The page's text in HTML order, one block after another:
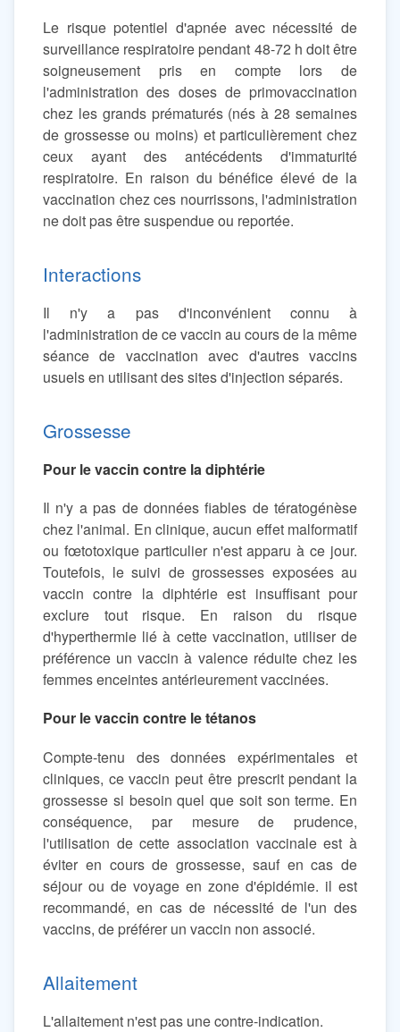
Le risque potentiel d'apnée avec nécessité de
surveillance respiratoire pendant 48-72 h doit être
soigneusement pris en compte lors de
l'administration des doses de primovaccination
chez les grands prématurés (nés à 28 semaines
de grossesse ou moins) et particulièrement chez
ceux ayant des antécédents d'immaturité
respiratoire. En raison du bénéfice élevé de la
vaccination chez ces nourrissons, l'administration
ne doit pas être suspendue ou reportée.
Interactions
Il n'y a pas d'inconvénient connu à
l'administration de ce vaccin au cours de la même
séance de vaccination avec d'autres vaccins
usuels en utilisant des sites d'injection séparés.
Grossesse
Pour le vaccin contre la diphtérie
Il n'y a pas de données fiables de tératogénèse
chez l'animal. En clinique, aucun effet malformatif
ou fœtotoxique particulier n'est apparu à ce jour.
Toutefois, le suivi de grossesses exposées au
vaccin contre la diphtérie est insuffisant pour
exclure tout risque. En raison du risque
d'hyperthermie lié à cette vaccination, utiliser de
préférence un vaccin à valence réduite chez les
femmes enceintes antérieurement vaccinées.
Pour le vaccin contre le tétanos
Compte-tenu des données expérimentales et
cliniques, ce vaccin peut être prescrit pendant la
grossesse si besoin quel que soit son terme. En
conséquence, par mesure de prudence,
l'utilisation de cette association vaccinale est à
éviter en cours de grossesse, sauf en cas de
séjour ou de voyage en zone d'épidémie. il est
recommandé, en cas de nécessité de l'un des
vaccins, de préférer un vaccin non associé.
Allaitement
L'allaitement n'est pas une contre-indication.